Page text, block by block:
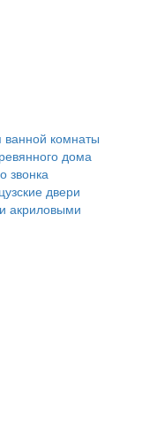
комнаты
дома
звонка
двери
акриловыми